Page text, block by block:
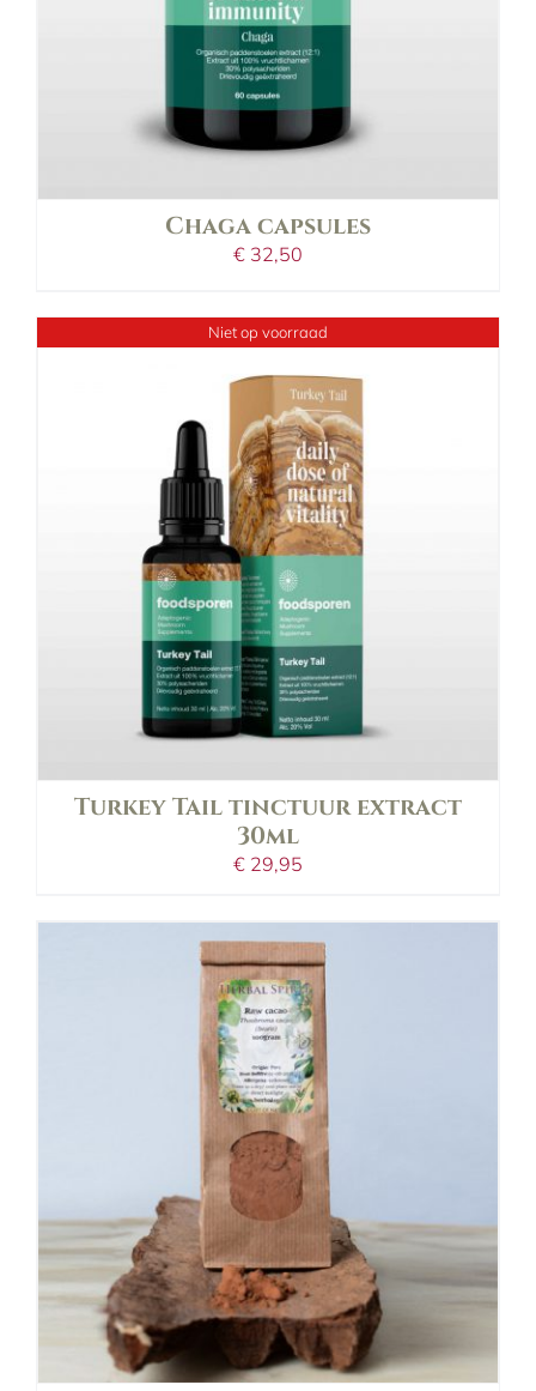
Chaga capsules
€ 32,50
Niet op voorraad
details
Turkey Tail tinctuur extract
30ml
€ 29,95
in shopping bag
details